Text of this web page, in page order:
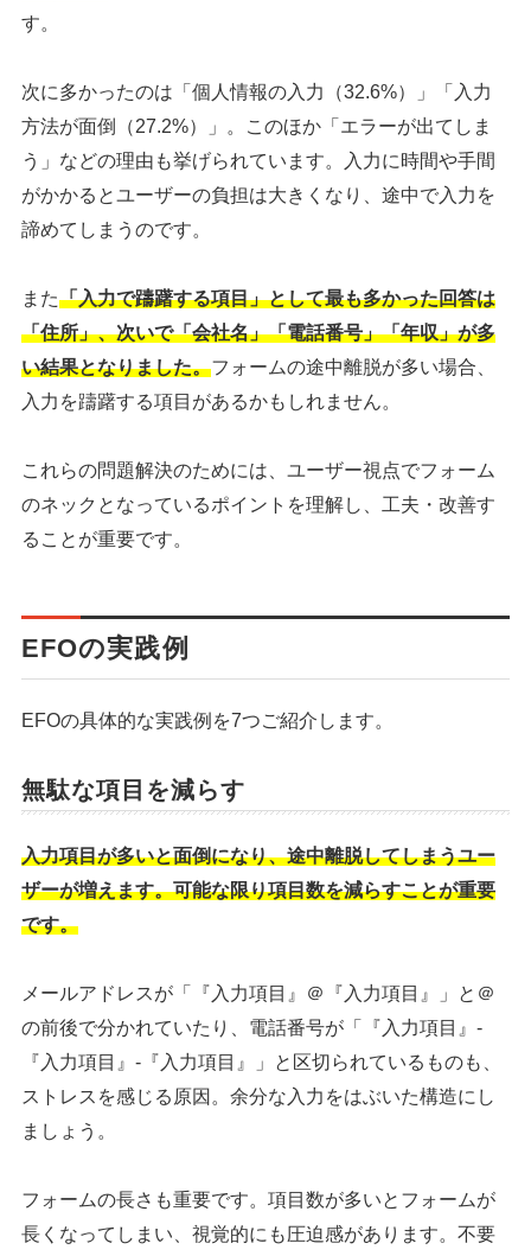
す。
次に多かったのは「個人情報の入力（32.6%）」「入力
方法が面倒（27.2%）」。このほか「エラーが出てしま
う」などの理由も挙げられています。入力に時間や手間
がかかるとユーザーの負担は大きくなり、途中で入力を
諦めてしまうのです。
また「入力で躊躇する項目」として最も多かった回答は
「住所」、次いで「会社名」「電話番号」「年収」が多
い結果となりました。フォームの途中離脱が多い場合、
入力を躊躇する項目があるかもしれません。
これらの問題解決のためには、ユーザー視点でフォーム
のネックとなっているポイントを理解し、工夫・改善す
ることが重要です。
EFOの実践例
EFOの具体的な実践例を7つご紹介します。
無駄な項目を減らす
入力項目が多いと面倒になり、途中離脱してしまうユー
ザーが増えます。可能な限り項目数を減らすことが重要
です。
メールアドレスが「『入力項目』＠『入力項目』」と＠
の前後で分かれていたり、電話番号が「『入力項目』-
『入力項目』-『入力項目』」と区切られているものも、
ストレスを感じる原因。余分な入力をはぶいた構造にし
ましょう。
フォームの長さも重要です。項目数が多いとフォームが
長くなってしまい、視覚的にも圧迫感があります。不要